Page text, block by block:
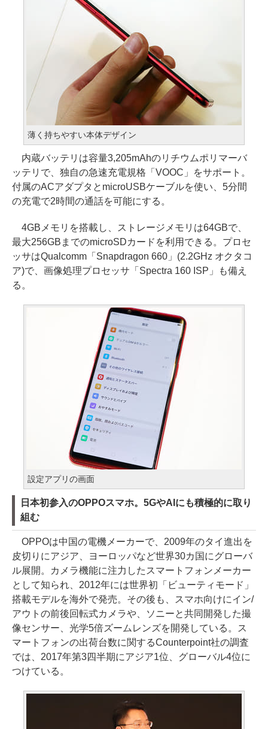
薄く持ちやすい本体デザイン
内蔵バッテリは容量3,205mAhのリチウムポリマーバ
ッテリで、独自の急速充電規格「VOOC」をサポート。
付属のACアダプタとmicroUSBケーブルを使い、5分間
の充電で2時間の通話を可能にする。
4GBメモリを搭載し、ストレージメモリは64GBで、
最大256GBまでのmicroSDカードを利用できる。プロセ
ッサはQualcomm「Snapdragon 660」(2.2GHz オクタコ
ア)で、画像処理プロセッサ「Spectra 160 ISP」も備え
る。
設定アプリの画面
日本初参入のOPPOスマホ。5GやAIにも積極的に取り
組む
OPPOは中国の電機メーカーで、2009年のタイ進出を
皮切りにアジア、ヨーロッパなど世界30カ国にグローバ
ル展開。カメラ機能に注力したスマートフォンメーカー
として知られ、2012年には世界初「ビューティモード」
搭載モデルを海外で発売。その後も、スマホ向けにイン/
アウトの前後回転式カメラや、ソニーと共同開発した撮
像センサー、光学5倍ズームレンズを開発している。ス
マートフォンの出荷台数に関するCounterpoint社の調査
では、2017年第3四半期にアジア1位、グローバル4位に
つけている。